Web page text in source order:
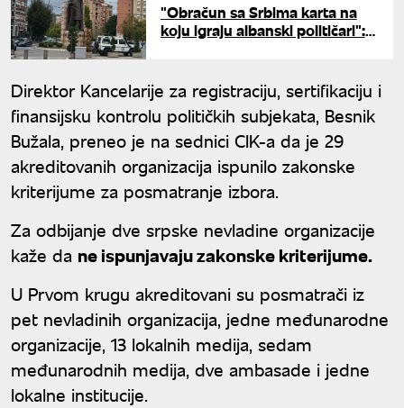
"Obračun sa Srbima karta na
koju igraju albanski političari":
Direktor Kancelarije za registraciju, sertifikaciju i
finansijsku kontrolu političkih subjekata, Besnik
Bužala, preneo je na sednici CIK-a da je 29
akreditovanih organizacija ispunilo zakonske
kriterijume za posmatranje izbora.
Za odbijanje dve srpske nevladine organizacije
kaže da ne ispunjavaju zakonske kriterijume.
U Prvom krugu akreditovani su posmatrači iz
pet nevladinih organizacija, jedne međunarodne
organizacije, 13 lokalnih medija, sedam
međunarodnih medija, dve ambasade i jedne
lokalne institucije.